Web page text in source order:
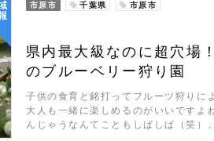
市原市 千葉県 市原市
県内最大級なのに超穴
のブルーベリー狩り園
子供の食育と銘打ってフルーツ狩りに
大人も一緒に楽しめるのがいいですよ
んじゃうなんてこともしばしば（笑